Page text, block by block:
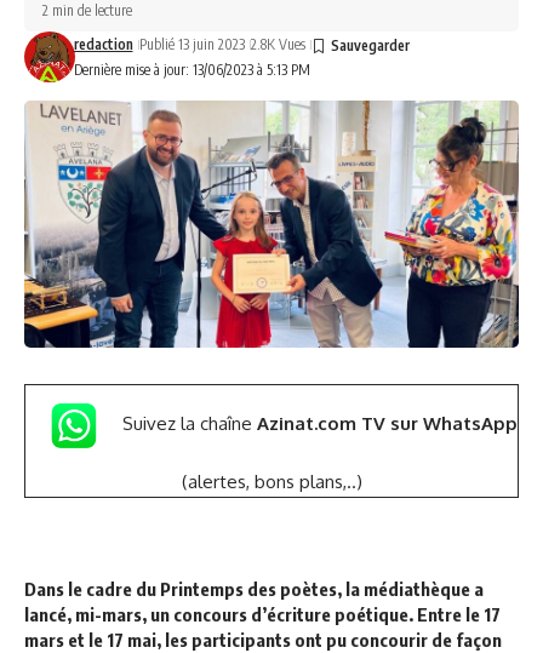
Dernière mise à jour: 13/06/2023 à 5:13 PM
redaction Publié 13 juin 2023 2.8K Vues
2 min de lecture
Suivez la chaîne Azinat.com TV sur WhatsApp
(alertes, bons plans,..)
Dans le cadre du Printemps des poètes, la médiathèque a
lancé, mi-mars, un concours d’écriture poétique. Entre le 17
mars et le 17 mai, les participants ont pu concourir de façon